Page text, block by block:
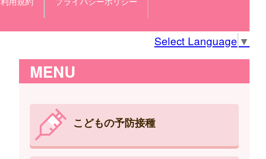
Select Language ▼
MENU
こどもの予防接種